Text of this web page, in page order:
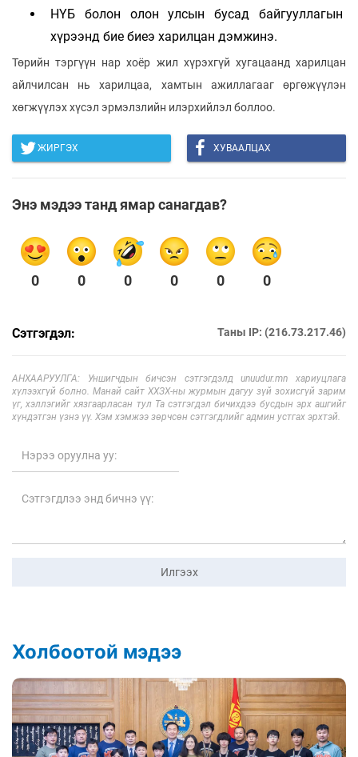
НҮБ болон олон улсын бусад байгууллагын
хүрээнд бие биеэ харилцан дэмжинэ.
Төрийн тэргүүн нар хоёр жил хүрэхгүй хугацаанд харилцан
айлчилсан нь харилцаа, хамтын ажиллагааг өргөжүүлэн
хөгжүүлэх хүсэл эрмэлзлийн илэрхийлэл боллоо.
ЖИРГЭХ ХУВААЛЦАХ
Энэ мэдээ танд ямар санагдав?
0 0 0 0 0 0
Сэтгэгдэл: Таны IP: (216.73.217.46)
АНХААРУУЛГА: Уншигчдын бичсэн сэтгэгдэлд unuudur.mn хариуцлага
хүлээхгүй болно. Манай сайт ХХЗХ-ны журмын дагуу зүй зохисгүй зарим
үг, хэллэгийг хязгаарласан тул Та сэтгэгдэл бичихдээ бусдын эрх ашгийг
хүндэтгэн үзнэ үү. Хэм хэмжээ зөрчсөн сэтгэгдлийг админ устгах эрхтэй.
Илгээх
Холбоотой мэдээ